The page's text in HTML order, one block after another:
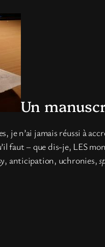
Un
je n’ai jamais réussi à
faut – que dis-je, LES
, anticipation, uchronies,